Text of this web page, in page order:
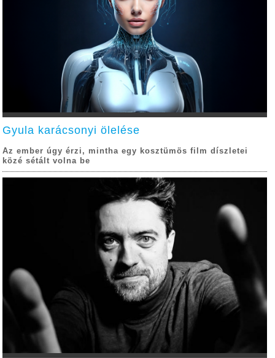
Gyula karácsonyi ölelése
Az ember úgy érzi, mintha egy kosztümös film díszletei
közé sétált volna be